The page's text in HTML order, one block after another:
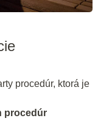
procedúr, ktorá je
procedúr